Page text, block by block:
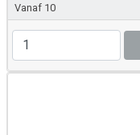
Vanaf 10